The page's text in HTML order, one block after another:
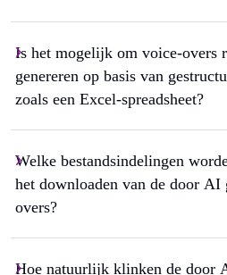
Is het mogelijk om voice-overs
genereren op basis van
zoals een Excel-spreadsheet?
Welke bestandsindelingen
het downloaden van de door AI
overs?
Hoe natuurlijk klinken de door